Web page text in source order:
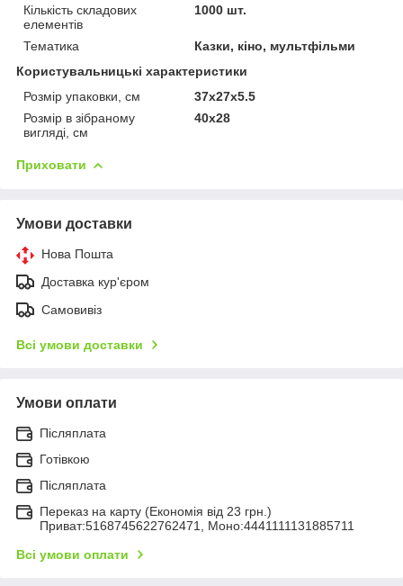
Кількість складових
елементів
1000 шт.
Тематика
Казки, кіно, мультфільми
Користувальницькі характеристики
Розмір упаковки, см
37x27x5.5
Розмір в зібраному
вигляді, см
40х28
Приховати
Умови доставки
Нова Пошта
Доставка кур'єром
Самовивіз
Всі умови доставки
Умови оплати
Післяплата
Готівкою
Післяплата
Переказ на карту (Економія від 23 грн.)
Приват:5168745622762471, Моно:4441111131885711
Всі умови оплати